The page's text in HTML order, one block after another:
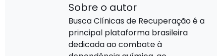
Sobre o autor
Busca Clínicas de Recuperação é a
principal plataforma brasileira
dedicada ao combate à